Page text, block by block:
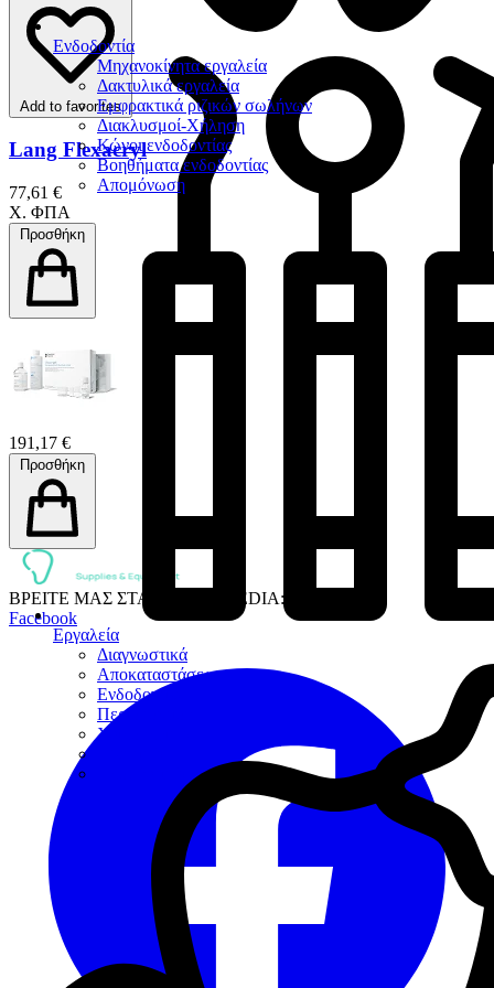
Ενδοδοντία
Μηχανοκίνητα εργαλεία
Δακτυλικά εργαλεία
Εμφρακτικά ριζικών σωλήνων
Διακλυσμοί-Χήληση
Κώνοι ενδοδοντίας
Βοηθήματα ενδοδοντίας
Απομόνωση
Εργαλεία
Διαγνωστικά
Αποκαταστάσεων
Ενδοδοντίας
Περιοδοντίου
Χειρουργικής
Add to favorites
Lang Flexacryl
77,61 €
Χ. ΦΠΑ
Προσθήκη
191,17 €
Προσθήκη
ΒΡΕΙΤΕ ΜΑΣ ΣΤΑ SOCIAL MEDIA:
Facebook